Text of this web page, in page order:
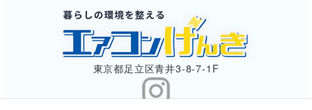
東京都足立区青井3-8-7-1F